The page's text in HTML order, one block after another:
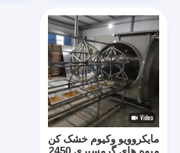
میکسر پودر نوع V
IBC Bin Blender
دستگاه خشک کن صنعتی
دستگاه فلاش خشک کن
پارو خشک کن
مایکروویو وکیوم خشک کن